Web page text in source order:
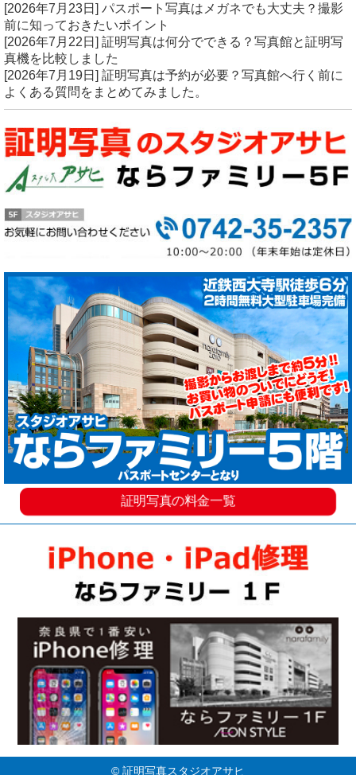
[2026年7月23日] パスポート写真はメガネでも大丈夫？撮影
前に知っておきたいポイント
[2026年7月22日] 証明写真は何分でできる？写真館と証明写
真機を比較しました
[2026年7月19日] 証明写真は予約が必要？写真館へ行く前に
よくある質問をまとめてみました。
証明写真の料金一覧
© 証明写真スタジオアサヒ